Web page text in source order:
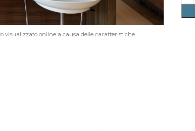
visualizzato online a causa delle caratteristiche